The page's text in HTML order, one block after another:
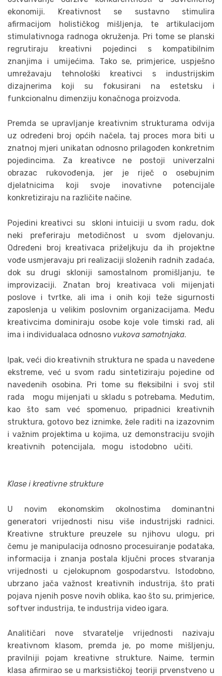
ekonomiji. Kreativnost se sustavno stimulira
afirmacijom holističkog mišljenja, te artikulacijom
stimulativnoga radnoga okruženja. Pri tome se planski
regrutiraju kreativni pojedinci s kompatibilnim
znanjima i umijećima. Tako se, primjerice, uspješno
umrežavaju tehnološki kreativci s industrijskim
dizajnerima koji su fokusirani na estetsku i
funkcionalnu dimenziju konačnoga proizvoda.
Premda se upravljanje kreativnim strukturama odvija
uz određeni broj općih načela, taj proces mora biti u
znatnoj mjeri unikatan odnosno prilagođen konkretnim
pojedincima. Za kreativce ne postoji univerzalni
obrazac rukovođenja, jer je riječ o osebujnim
djelatnicima koji svoje inovativne potencijale
konkretiziraju na različite načine.
Pojedini kreativci su skloni intuiciji u svom radu, dok
neki preferiraju metodičnost u svom djelovanju.
Određeni broj kreativaca priželjkuju da ih projektne
vođe usmjeravaju pri realizaciji složenih radnih zadaća,
dok su drugi skloniji samostalnom promišljanju, te
improvizaciji. Znatan broj kreativaca voli mijenjati
poslove i tvrtke, ali ima i onih koji teže sigurnosti
zaposlenja u velikim poslovnim organizacijama. Među
kreativcima dominiraju osobe koje vole timski rad, ali
ima i individualaca odnosno vukova samotnjaka.
Ipak, veći dio kreativnih struktura ne spada u navedene
ekstreme, već u svom radu sintetiziraju pojedine od
navedenih osobina. Pri tome su fleksibilni i svoj stil
rada mogu mijenjati u skladu s potrebama. Međutim,
kao što sam već spomenuo, pripadnici kreativnih
struktura, gotovo bez iznimke, žele raditi na izazovnim
i važnim projektima u kojima, uz demonstraciju svojih
kreativnih potencijala, mogu istodobno učiti.
Klase i kreativne strukture
U novim ekonomskim okolnostima dominantni
generatori vrijednosti nisu više industrijski radnici.
Kreativne strukture preuzele su njihovu ulogu, pri
čemu je manipulacija odnosno procesuiranje podataka,
informacija i znanja postala ključni proces stvaranja
vrijednosti u cjelokupnom gospodarstvu. Istodobno,
ubrzano jača važnost kreativnih industrija, što prati
pojava njenih posve novih oblika, kao što su, primjerice,
softver industrija, te industrija video igara.
Analitičari nove stvaratelje vrijednosti nazivaju
kreativnom klasom, premda je, po mome mišljenju,
pravilniji pojam kreativne strukture. Naime, termin
klasa afirmirao se u marksističkoj teoriji prvenstveno u